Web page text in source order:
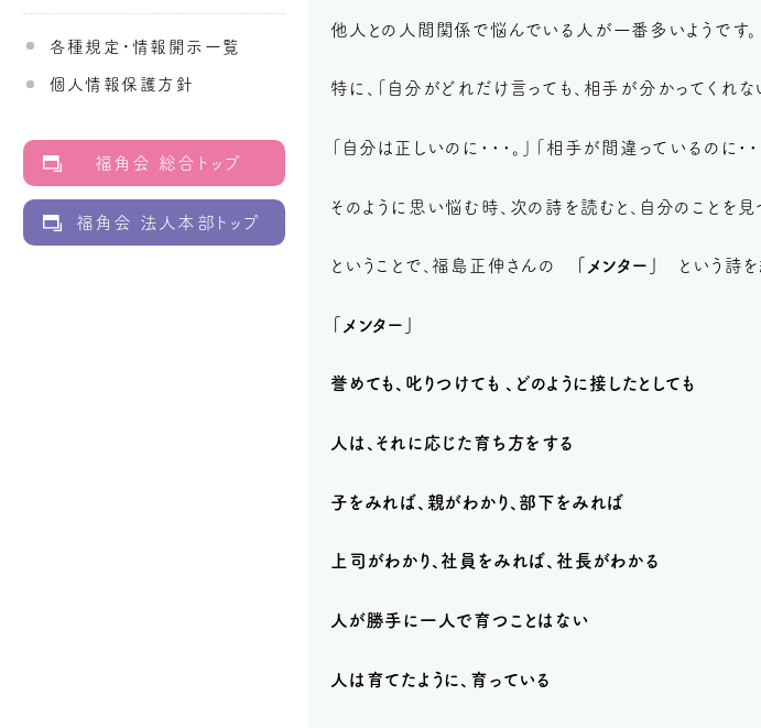
各種規定・情報開示一覧
個人情報保護方針
福角会 総合トップ
福角会 法人本部トップ
他人との人間関係で悩んでいる人が一番多いようです。
特に、「自分がどれだけ言っても、相手が分かってくれな
「自分は正しいのに・・・。」「相手が間違っているのに・・・
そのように思い悩む時、次の詩を読むと、自分のことを見
ということで、福島正伸さんの 「メンター」 という詩を
「メンター」
誉めても、叱りつけても 、どのように接したとしても
人は、それに応じた育ち方をする
子をみれば、親がわかり、部下をみれば
上司がわかり、社員をみれば、社長がわかる
人が勝手に一人で育つことはない
人は育てたように、育っている